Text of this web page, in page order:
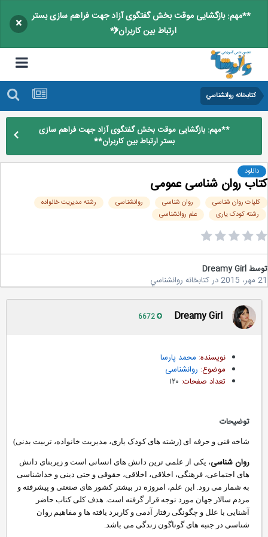
**مهم: بازگشایی موقت بخش گفتگوی آزاد جهت فراهم سازی بستر
ارتباط بین کاربران**
×
کتابخانه روانشناسي
**مهم: بازگشایی موقت بخش گفتگوی آزاد جهت فراهم سازی
بستر ارتباط بین کاربران**
دانلود
روان شناسی عمومی
روان شناسی روان شناسی روانشناسی
رشته مدیریت خانواده
رشته کودک یاری
علم روانشناسی
Dreamy Girl
درکتابخانه روانشناسي
Dreamy Girl
نویسنده:محمد پارسا
موضوع:روانشناسی
تعداد صفحات:۱۲۰
توضیحات
شاخه فنی و حرفه ای (رشته های کودک یاری، مدیریت خانواده، تربیت بدنی)
روان شناسی، یکی از علمی ترین دانش های انسانی است و زیربنای دانش
های اجتماعی، فرهنگی، اخلاقی، اخلاقی، حقوقی و حتی دینی و خداشناسی
به شمار می رود. این علم، امروزه در بیشتر کشور های صنعتی و پیشرفته و
مردم سالار جهان مورد توجه قرار گرفته است. هدف کلی کتاب حاضر
آشنایی با علل و چگونگی رفتار آدمی و کاربرد یافته ها و مفاهیم روان
شناسی در جنبه های گوناگون زندگی می باشد.